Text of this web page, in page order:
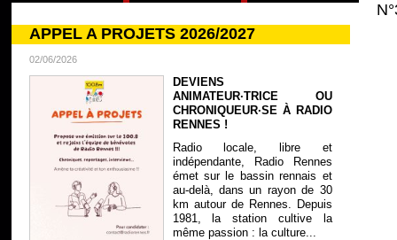
APPEL A PROJETS 2026/2027
02/06/2026
DEVIENS
ANIMATEUR·TRICE OU
CHRONIQUEUR·SE À RADIO
RENNES !
Radio locale, libre et
indépendante, Radio Rennes
émet sur le bassin rennais et
au-delà, dans un rayon de 30
km autour de Rennes. Depuis
1981, la station cultive la
même passion : la culture...